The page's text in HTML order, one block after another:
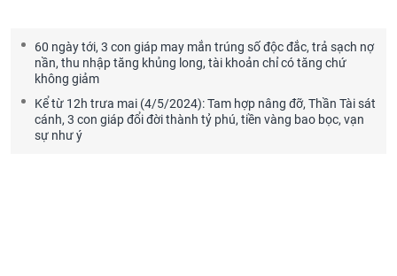
60 ngày tới, 3 con giáp may mắn trúng số độc đắc, trả sạch nợ
nần, thu nhập tăng khủng long, tài khoản chỉ có tăng chứ
không giảm
Kể từ 12h trưa mai (4/5/2024): Tam hợp nâng đỡ, Thần Tài sát
cánh, 3 con giáp đổi đời thành tỷ phú, tiền vàng bao bọc, vạn
sự như ý